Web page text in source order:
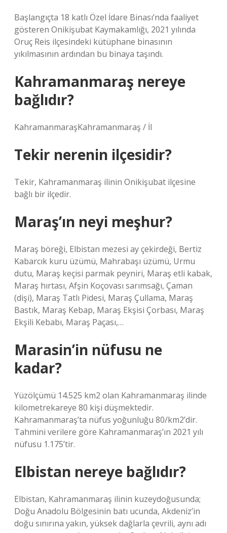
Başlangıçta 18 katlı Özel İdare Binası’nda faaliyet
gösteren Onikişubat Kaymakamlığı, 2021 yılında
Oruç Reis ilçesindeki kütüphane binasının
yıkılmasının ardından bu binaya taşındı.
Kahramanmaraş nereye
bağlıdır?
KahramanmaraşKahramanmaraş / İl
Tekir nerenin ilçesidir?
Tekir, Kahramanmaraş ilinin Onikişubat ilçesine
bağlı bir ilçedir.
Maraş’ın neyi meşhur?
Maraş böreği, Elbistan mezesi ay çekirdeği, Bertiz
Kabarcık kuru üzümü, Mahrabaşı üzümü, Urmu
dutu, Maraş keçisi parmak peyniri, Maraş etli kabak,
Maraş hırtası, Afşin Koçovası sarımsağı, Çaman
(dişi), Maraş Tatlı Pidesi, Maraş Çullama, Maraş
Bastık, Maraş Kebap, Maraş Ekşisi Çorbası, Maraş
Ekşili Kebabı, Maraş Paçası,…
Marasin’in nüfusu ne
kadar?
Yüzölçümü 14.525 km2 olan Kahramanmaraş ilinde
kilometrekareye 80 kişi düşmektedir.
Kahramanmaraş’ta nüfus yoğunluğu 80/km2’dir.
Tahmini verilere göre Kahramanmaraş’ın 2021 yılı
nüfusu 1.175’tir.
Elbistan nereye bağlıdır?
Elbistan, Kahramanmaraş ilinin kuzeydoğusunda;
Doğu Anadolu Bölgesinin batı ucunda, Akdeniz’in
doğu sınırına yakın, yüksek dağlarla çevrili, aynı adı